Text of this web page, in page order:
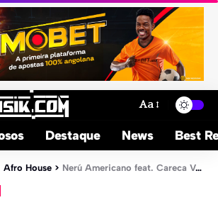
Aa
Destaque News Best
Afro House > Nerú Americano feat. Careca Vaidoso – Spider-Man (Afro House)